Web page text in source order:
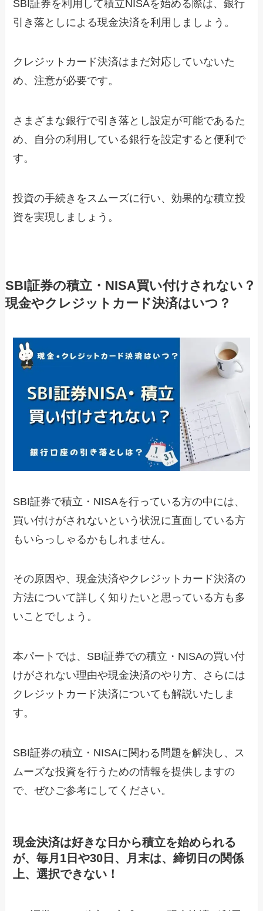
SBI証券を利用して積立NISAを始める際は、銀行
引き落としによる現金決済を利用しましょう。
クレジットカード決済はまだ対応していないた
め、注意が必要です。
さまざまな銀行で引き落とし設定が可能であるた
め、自分の利用している銀行を設定すると便利で
す。
投資の手続きをスムーズに行い、効果的な積立投
資を実現しましょう。
SBI証券の積立・NISA買い付けされない？
現金やクレジットカード決済はいつ？
SBI証券で積立・NISAを行っている方の中には、
買い付けがされないという状況に直面している方
もいらっしゃるかもしれません。
その原因や、現金決済やクレジットカード決済の
方法について詳しく知りたいと思っている方も多
いことでしょう。
本パートでは、SBI証券での積立・NISAの買い付
けがされない理由や現金決済のやり方、さらには
クレジットカード決済についても解説いたしま
す。
SBI証券の積立・NISAに関わる問題を解決し、ス
ムーズな投資を行うための情報を提供しますの
で、ぜひご参考にしてください。
現金決済は好きな日から積立を始められる
が、毎月1日や30日、月末は、締切日の関係
上、選択できない！